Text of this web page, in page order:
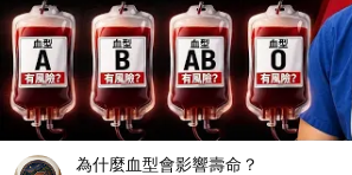
為什麼血型會影響壽命？